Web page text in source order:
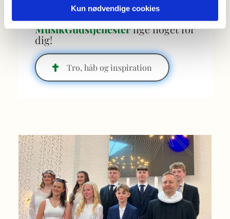
Kun nødvendige cookies
Så er en af vores
aftengudstjenesterog særlige
MusikGudstjenesterlige noget for
dig!
Tro, håb og inspiration